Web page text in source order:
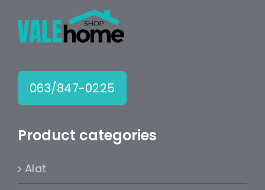
Kamere
Medicinska oprema
063/847-0225
Product categories
Alat